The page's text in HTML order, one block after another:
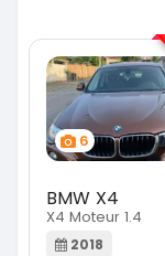
6
BMW X4
X4 Moteur 1.4
2018